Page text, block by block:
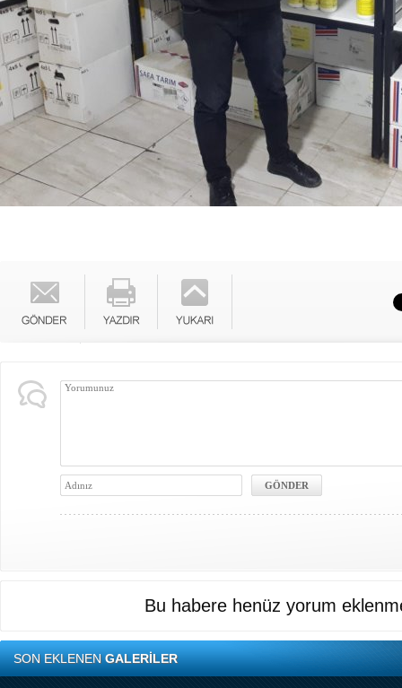
Bu habere henüz yorum
SON EKLENENGALERİLER